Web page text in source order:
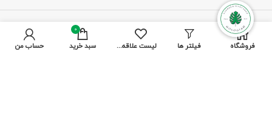
با ما همراه باشید
فروشگاه فیلتر ها لیست علاقه مندی ها
0
سبد خرید حساب من